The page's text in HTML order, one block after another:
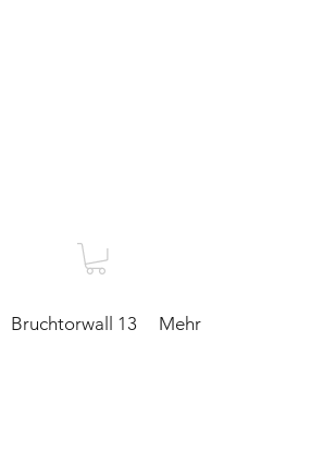
Bruchtorwall 13 Mehr